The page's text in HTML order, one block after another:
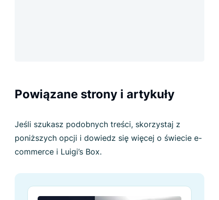
Powiązane strony i artykuły
Jeśli szukasz podobnych treści, skorzystaj z
poniższych opcji i dowiedz się więcej o świecie e-
commerce i Luigi’s Box.